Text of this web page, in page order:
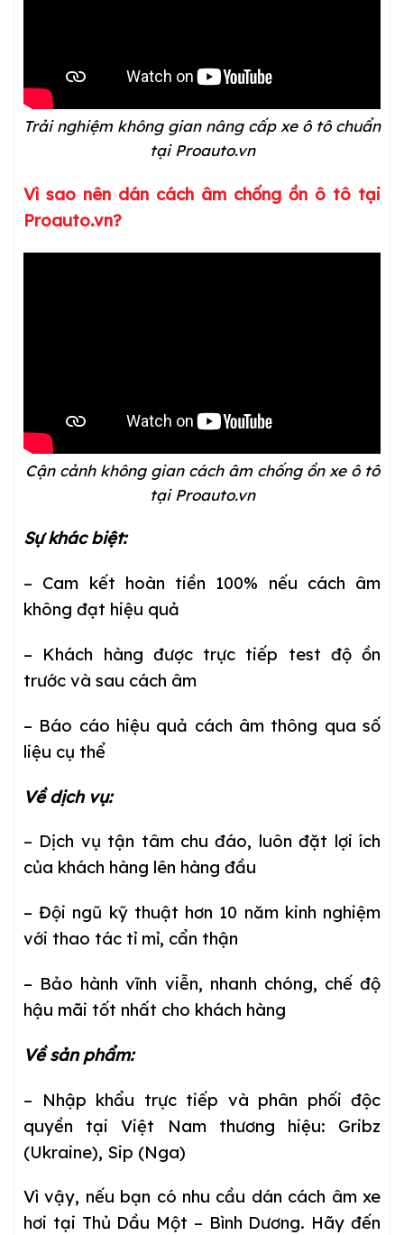
Trải nghiệm không gian nâng cấp xe ô tô chuẩn
tại Proauto.vn
Vì sao nên dán cách âm chống ồn ô tô tại
Proauto.vn?
Cận cảnh không gian cách âm chống ồn xe ô tô
tại Proauto.vn
Sự khác biệt:
– Cam kết hoàn tiền 100% nếu cách âm
không đạt hiệu quả
– Khách hàng được trực tiếp test độ ồn
trước và sau cách âm
– Báo cáo hiệu quả cách âm thông qua số
liệu cụ thể
Về dịch vụ:
– Dịch vụ tận tâm chu đáo, luôn đặt lợi ích
của khách hàng lên hàng đầu
– Đội ngũ kỹ thuật hơn 10 năm kinh nghiệm
với thao tác tỉ mỉ, cẩn thận
– Bảo hành vĩnh viễn, nhanh chóng, chế độ
hậu mãi tốt nhất cho khách hàng
Về sản phẩm:
– Nhập khẩu trực tiếp và phân phối độc
quyền tại Việt Nam thương hiệu: Gribz
(Ukraine), Sip (Nga)
Vì vậy, nếu bạn có nhu cầu dán cách âm xe
hơi tại Thủ Dầu Một – Bình Dương. Hãy đến